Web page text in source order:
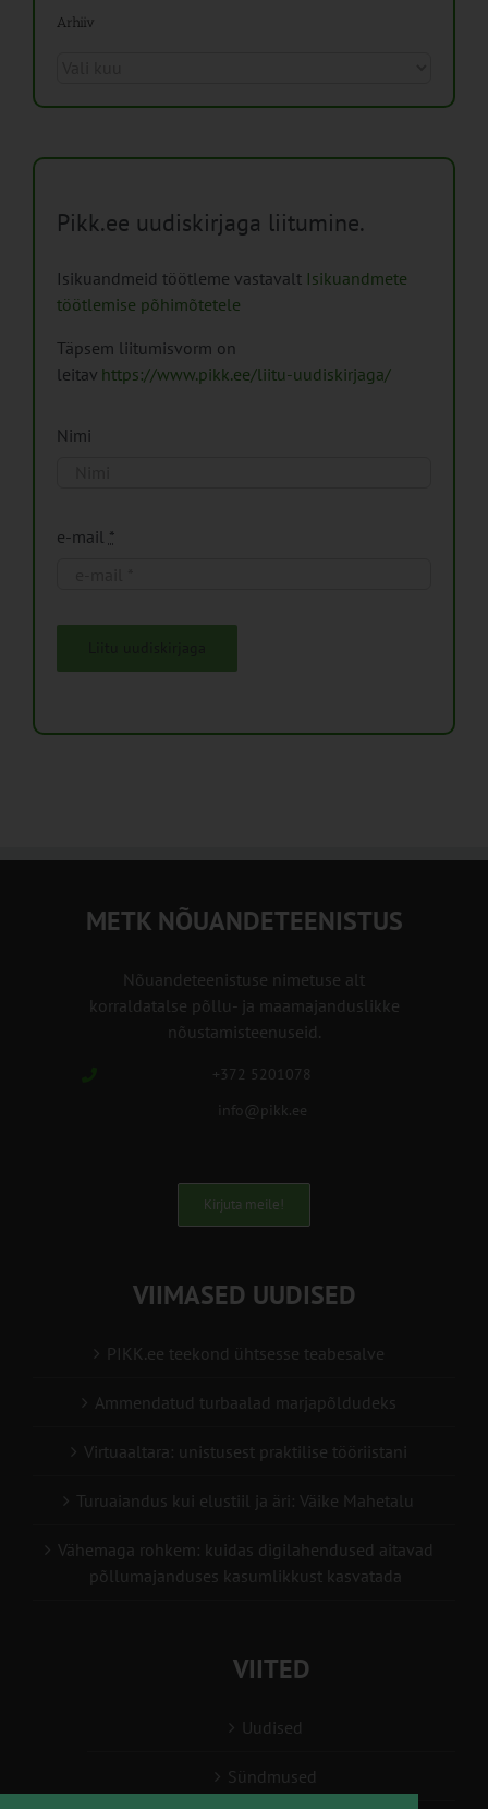
Arhiiv
Pikk.ee uudiskirjaga liitumine.
Isikuandmeid töötleme vastavalt Isikuandmete
töötlemise põhimõtetele
Täpsem liitumisvorm on
leitav https://www.pikk.ee/liitu-uudiskirjaga/
Nimi
e-mail *
METK NÕUANDETEENISTUS
Nõuandeteenistuse nimetuse alt
korraldatalse põllu- ja maamajanduslikke
nõustamisteenuseid.
+372 5201078
info@pikk.ee
Kirjuta meile!
VIIMASED UUDISED
PIKK.ee teekond ühtsesse teabesalve
Ammendatud turbaalad marjapõldudeks
Virtuaaltara: unistusest praktilise tööriistani
Turuaiandus kui elustiil ja äri: Väike Mahetalu
Vähemaga rohkem: kuidas digilahendused aitavad
põllumajanduses kasumlikkust kasvatada
VIITED
Uudised
Sündmused